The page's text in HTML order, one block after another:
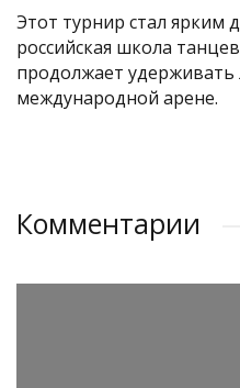
Этот турнир стал ярким
российская школа
продолжает
международной арене.
Комментарии